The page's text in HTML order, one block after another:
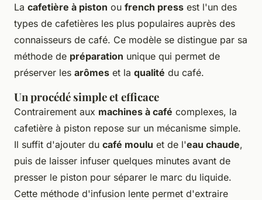
La cafetière à piston ou french press est l'un des
types de cafetières les plus populaires auprès des
connaisseurs de café. Ce modèle se distingue par sa
méthode de préparation unique qui permet de
préserver les arômes et la qualité du café.
Un procédé simple et efficace
Contrairement aux machines à café complexes, la
cafetière à piston repose sur un mécanisme simple.
Il suffit d'ajouter du café moulu et de l'eau chaude,
puis de laisser infuser quelques minutes avant de
presser le piston pour séparer le marc du liquide.
Cette méthode d'infusion lente permet d'extraire